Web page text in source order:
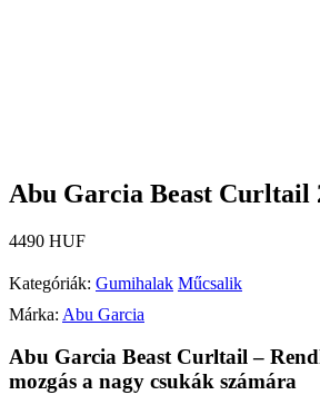
Abu Garcia Beast Curltail
4490 HUF
Kategóriák: Gumihalak Műcsalik
Márka: Abu Garcia
Abu Garcia Beast Curltail –
mozgás a nagy csukák számára